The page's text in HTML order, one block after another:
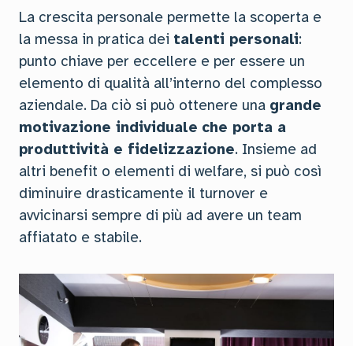
La crescita personale permette la scoperta e
la messa in pratica dei talenti personali:
punto chiave per eccellere e per essere un
elemento di qualità all’interno del complesso
aziendale. Da ciò si può ottenere una grande
motivazione individuale che porta a
produttività e fidelizzazione. Insieme ad
altri benefit o elementi di welfare, si può così
diminuire drasticamente il turnover e
avvicinarsi sempre di più ad avere un team
affiatato e stabile.